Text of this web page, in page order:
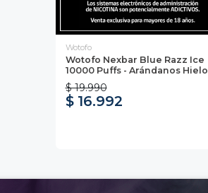
Wotofo
Wotofo Nexbar Blue Razz Ice
10000 Puffs - Arándanos Hielo
$ 19.990
$ 16.992